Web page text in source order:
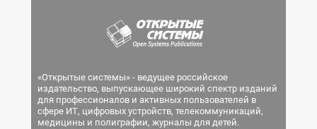
«Открытые системы» - ведущее российское
издательство, выпускающее широкий спектр изданий
для профессионалов и активных пользователей в
сфере ИТ, цифровых устройств, телекоммуникаций,
медицины и полиграфии, журналы для детей.